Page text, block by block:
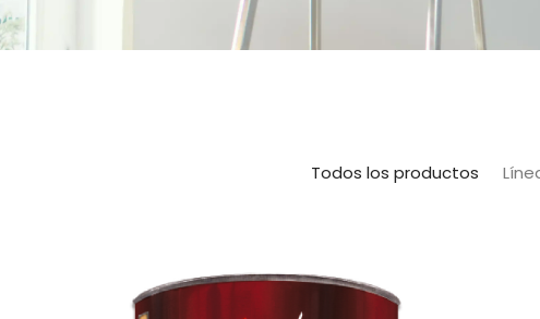
Todos los productos